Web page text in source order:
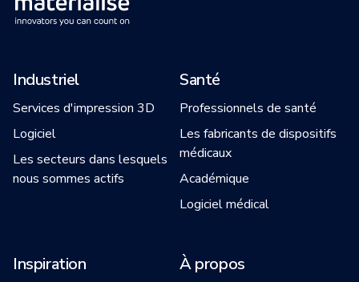
Industriel
Services d'impression 3D
Logiciel
Les secteurs dans lesquels
nous sommes actifs
Santé
Professionnels de santé
Les fabricants de dispositifs
médicaux
Académique
Logiciel médical
Inspiration
À propos